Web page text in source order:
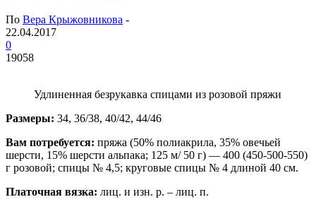
По Вера Крыжовникова -
22.04.2017
0
19058
Удлиненная безрукавка спицами из розовой пряжи
Размеры: 34, 36/38, 40/42, 44/46
Вам потребуется: пряжа (50% полиакрила, 35% овечьей
шерсти, 15% шерсти альпака; 125 м/ 50 г) — 400 (450-500-550)
г розовой; спицы № 4,5; круговые спицы № 4 длиной 40 см.
Платочная вязка: лиц. и изн. р. – лиц. п.